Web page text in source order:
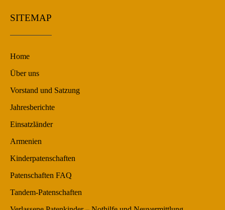
SITEMAP
Home
Über uns
Vorstand und Satzung
Jahresberichte
Einsatzländer
Armenien
Kinderpatenschaften
Patenschaften FAQ
Tandem-Patenschaften